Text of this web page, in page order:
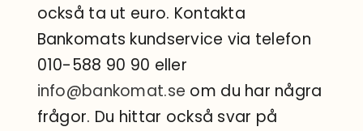
också ta ut euro. Kontakta
Bankomats kundservice via telefon
010-588 90 90 eller
info@bankomat.se om du har några
frågor. Du hittar också svar på